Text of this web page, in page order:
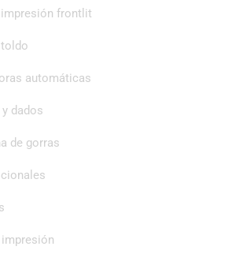
frontlit
automáticas
dados
de gorras